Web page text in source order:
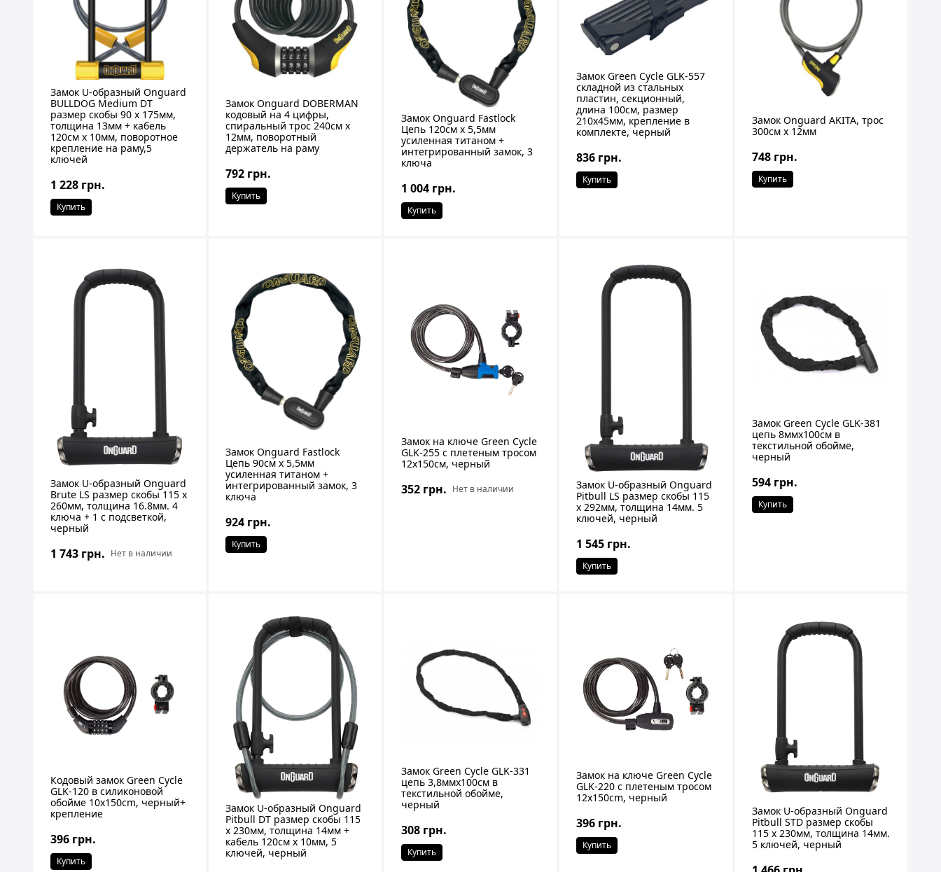
Замок U-образный Onguard
BULLDOG Medium DT
размер скобы 90 x 175мм,
толщина 13мм + кабель
120см х 10мм, поворотное
крепление на раму,5
ключей
1 228 грн.
Купить
Замок Onguard DOBERMAN
кодовый на 4 цифры,
спиральный трос 240см х
12мм, поворотный
держатель на раму
792 грн.
Купить
Замок Onguard Fastlock
Цепь 120cм x 5,5мм
усиленная титаном +
интегрированный замок, 3
ключа
1 004 грн.
Купить
Замок Green Cycle GLK-557
складной из стальных
пластин, секционный,
длина 100см, размер
210х45мм, крепление в
комплекте, черный
836 грн.
Купить
Замок Onguard AKITA, трос
300см х 12мм
748 грн.
Купить
Замок U-образный Onguard
Brute LS размер скобы 115 x
260мм, толщина 16.8мм. 4
ключа + 1 с подсветкой,
черный
1 743 грн. Нет в наличии
Замок Onguard Fastlock
Цепь 90cм x 5,5мм
усиленная титаном +
интегрированный замок, 3
ключа
924 грн.
Купить
Замок на ключе Green Cycle
GLK-255 с плетеным тросом
12х150см, черный
352 грн. Нет в наличии
Замок U-образный Onguard
Pitbull LS размер скобы 115
x 292мм, толщина 14мм. 5
ключей, черный
1 545 грн.
Купить
Замок Green Cycle GLK-381
цепь 8ммx100см в
текстильной обойме,
черный
594 грн.
Купить
Кодовый замок Green Cycle
GLK-120 в силиконовой
обойме 10х150cm, черный+
крепление
396 грн.
Купить
Замок U-образный Onguard
Pitbull DT размер скобы 115
x 230мм, толщина 14мм +
кабель 120см х 10мм, 5
ключей, черный
Замок Green Cycle GLK-331
цепь 3,8ммx100см в
текстильной обойме,
черный
308 грн.
Купить
Замок на ключе Green Cycle
GLK-220 с плетеным тросом
12х150cm, черный
396 грн.
Купить
Замок U-образный Onguard
Pitbull STD размер скобы
115 x 230мм, толщина 14мм.
5 ключей, черный